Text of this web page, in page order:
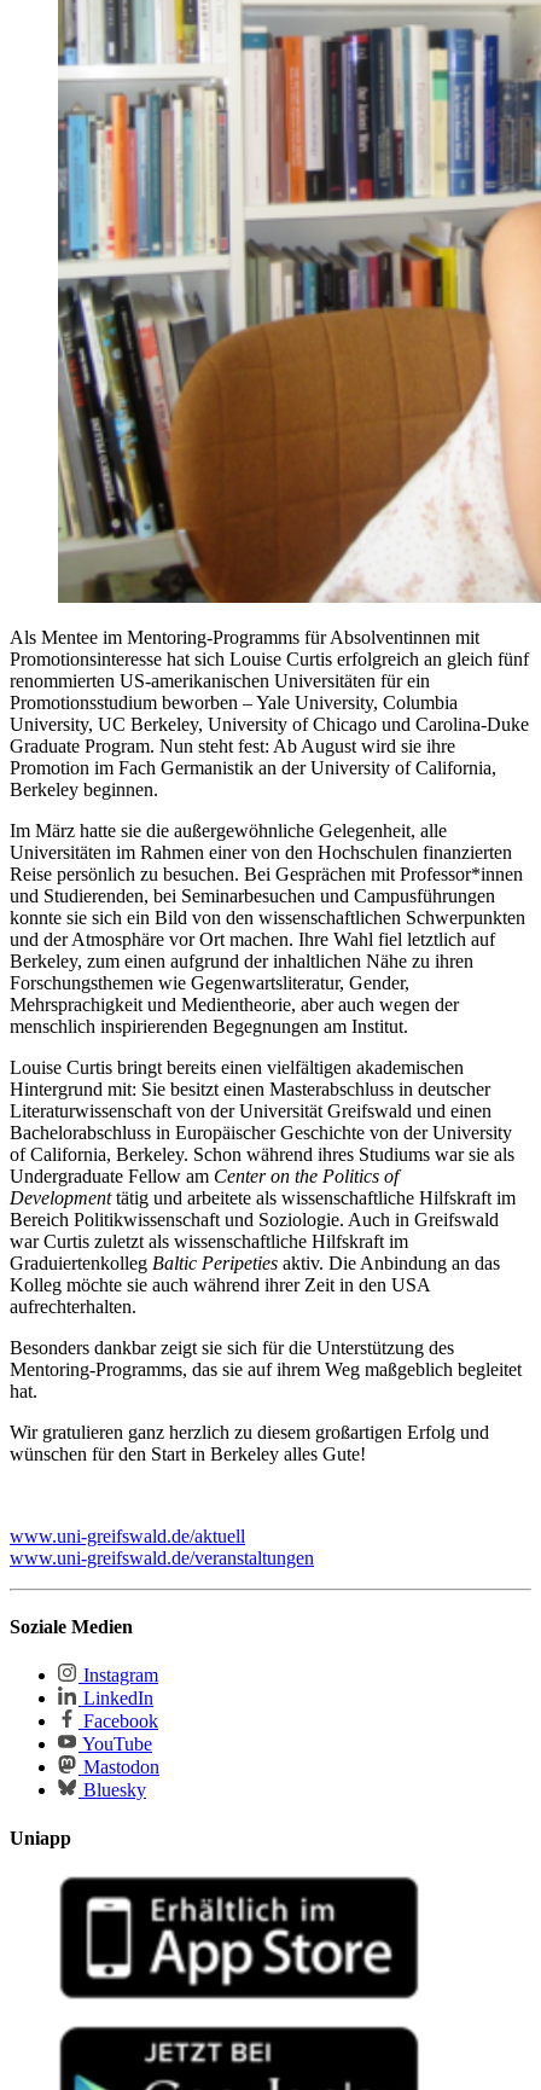
Als Mentee im Mentoring-Programms für Absolventinnen mit
Promotionsinteresse hat sich Louise Curtis erfolgreich an gleich fünf
renommierten US-amerikanischen Universitäten für ein
Promotionsstudium beworben – Yale University, Columbia
University, UC Berkeley, University of Chicago und Carolina-Duke
Graduate Program. Nun steht fest: Ab August wird sie ihre
Promotion im Fach Germanistik an der University of California,
Berkeley beginnen.
Im März hatte sie die außergewöhnliche Gelegenheit, alle
Universitäten im Rahmen einer von den Hochschulen finanzierten
Reise persönlich zu besuchen. Bei Gesprächen mit Professor*innen
und Studierenden, bei Seminarbesuchen und Campusführungen
konnte sie sich ein Bild von den wissenschaftlichen Schwerpunkten
und der Atmosphäre vor Ort machen. Ihre Wahl fiel letztlich auf
Berkeley, zum einen aufgrund der inhaltlichen Nähe zu ihren
Forschungsthemen wie Gegenwartsliteratur, Gender,
Mehrsprachigkeit und Medientheorie, aber auch wegen der
menschlich inspirierenden Begegnungen am Institut.
Louise Curtis bringt bereits einen vielfältigen akademischen
Hintergrund mit: Sie besitzt einen Masterabschluss in deutscher
Literaturwissenschaft von der Universität Greifswald und einen
Bachelorabschluss in Europäischer Geschichte von der University
of California, Berkeley. Schon während ihres Studiums war sie als
Undergraduate Fellow am Center on the Politics of
Developmenttätig und arbeitete als wissenschaftliche Hilfskraft im
Bereich Politikwissenschaft und Soziologie. Auch in Greifswald
war Curtis zuletzt als wissenschaftliche Hilfskraft im
Graduiertenkolleg Baltic Peripeties aktiv. Die Anbindung an das
Kolleg möchte sie auch während ihrer Zeit in den USA
aufrechterhalten.
Besonders dankbar zeigt sie sich für die Unterstützung des
Mentoring-Programms, das sie auf ihrem Weg maßgeblich begleitet
hat.
Wir gratulieren ganz herzlich zu diesem großartigen Erfolg und
wünschen für den Start in Berkeley alles Gute!
www.uni-greifswald.de/aktuell
www.uni-greifswald.de/veranstaltungen
Soziale Medien
Instagram
LinkedIn
Facebook
YouTube
Mastodon
Bluesky
Uniapp